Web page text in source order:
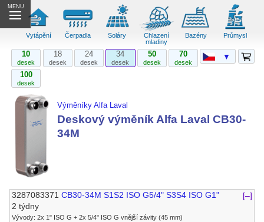
MENU
Vytápění Čerpadla Soláry
Chlazení
mladiny
Bazény Průmysl
10
desek
18
desek
24
desek
34
desek
50
desek
70
desek
100
desek
Výměníky Alfa Laval
Deskový výměník Alfa Laval CB30-
34M
3287083371 CB30-34M S1S2 ISO G5/4" S3S4 ISO G1"
[–]
2 týdny
Vývody: 2x 1" ISO G + 2x 5/4" ISO G vnější závity (45 mm)
▼